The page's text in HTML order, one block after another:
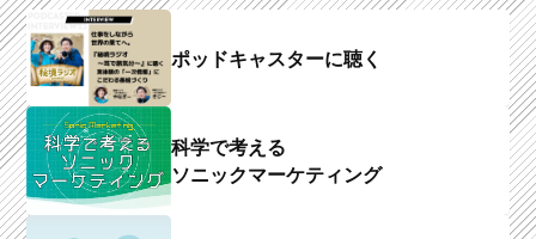
ポッドキャスターに聴く
科学で考える
ソニックマーケティング